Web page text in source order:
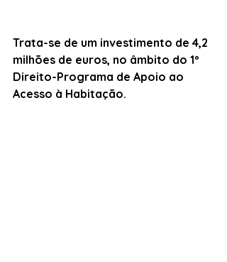
Trata-se de um investimento de 4,2
milhões de euros, no âmbito do 1º
Direito-Programa de Apoio ao
Acesso à Habitação.